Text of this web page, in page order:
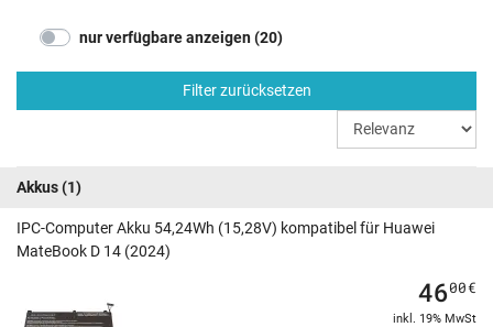
nur verfügbare anzeigen (20)
Filter zurücksetzen
Akkus(1)
IPC-Computer Akku 54,24Wh (15,28V) kompatibel für Huawei
MateBook D 14 (2024)
4600€
inkl. 19% MwSt